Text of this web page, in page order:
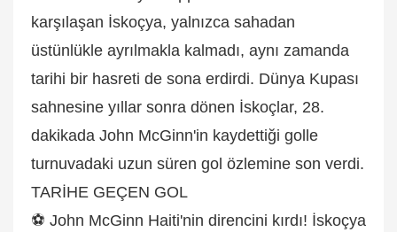
karşılaşan İskoçya, yalnızca sahadan
üstünlükle ayrılmakla kalmadı, aynı zamanda
tarihi bir hasreti de sona erdirdi. Dünya Kupası
sahnesine yıllar sonra dönen İskoçlar, 28.
dakikada John McGinn'in kaydettiği golle
turnuvadaki uzun süren gol özlemine son verdi.
TARİHE GEÇEN GOL
⚽ John McGinn Haiti'nin direncini kırdı! İskoçya